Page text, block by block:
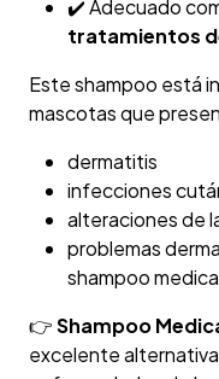
✔️ Adecuado
tratamientos
Este shampoo está
mascotas que
dermatitis
infecciones
alteraciones de
problemas
shampoo
👉Shampoo
excelente